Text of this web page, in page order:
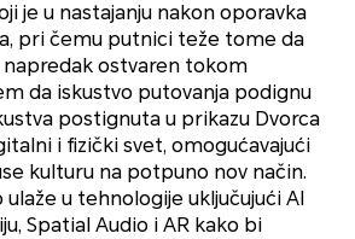
je u nastajanju nakon oporavka
pri čemu putnici teže tome da
ostvaren tokom
da iskustvo putovanja podignu
postignuta u prikazu Dvorca
i fizički svet, omogućavajući
kulturu na potpuno nov način.
ulaže u tehnologije uključujući AI
Spatial Audio i AR kako bi